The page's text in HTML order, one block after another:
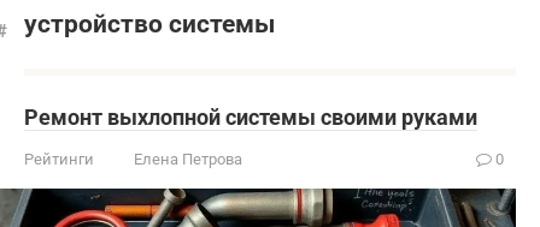
устройство системы
Ремонт выхлопной системы своими руками
Рейтинги Елена Петрова 0